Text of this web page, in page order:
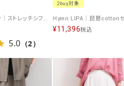
バッグ
靴
ソックス・その他雑貨
Dignite collier｜ストレッチシフォンスカート [[80268307]][F]
5.0 （2）
2buy対象
¥11,396税込